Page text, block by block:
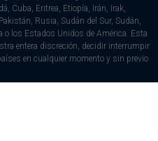
Cuba, Eritrea, Etiopía, Irán, Irak,
Rusia, Sudán del Sur, Sudán,
o los Estados Unidos de América. Esta
entera discreción, decidir interrumpir
en cualquier momento y sin previo